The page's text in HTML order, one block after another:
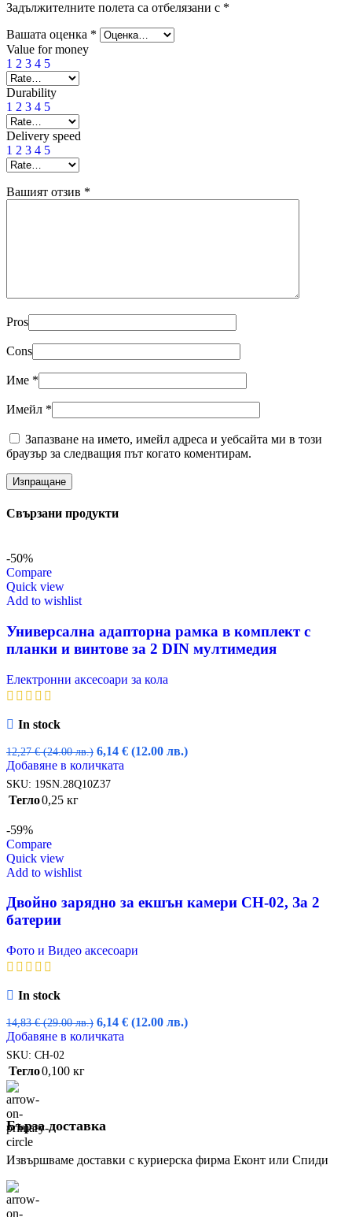
Задължителните полета са отбелязани с *
Вашата оценка *
Value for money
1 2 3 4 5
Durability
1 2 3 4 5
Delivery speed
1 2 3 4 5
Вашият отзив *
Pros
Cons
Име *
Имейл *
Запазване на името, имейл адреса и уебсайта ми в този
браузър за следващия път когато коментирам.
Свързани продукти
-50%
Compare
Quick view
Add to wishlist
Универсална адапторна рамка в комплект с
планки и винтове за 2 DIN мултимедия
Електронни аксесоари за кола
In stock
12,27€ (24.00 лв.) Original
price
was:
6,14 € (12.00 лв.)Текущата
Добавяне в количката
SKU: 19SN.28Q10Z37
Тегло0,25 кг
-59%
Compare
Quick view
Add to wishlist
Двойно зарядно за екшън камери CH-02, За 2
батерии
Фото и Видео аксесоари
In stock
14,83€ (29.00 лв.) Original
price
6,14 € (12.00 лв.)Текущата
Добавяне в количката
SKU: CH-02
Тегло0,100 кг
Бърза доставка
Извършваме доставки с куриерска фирма Еконт или Спиди